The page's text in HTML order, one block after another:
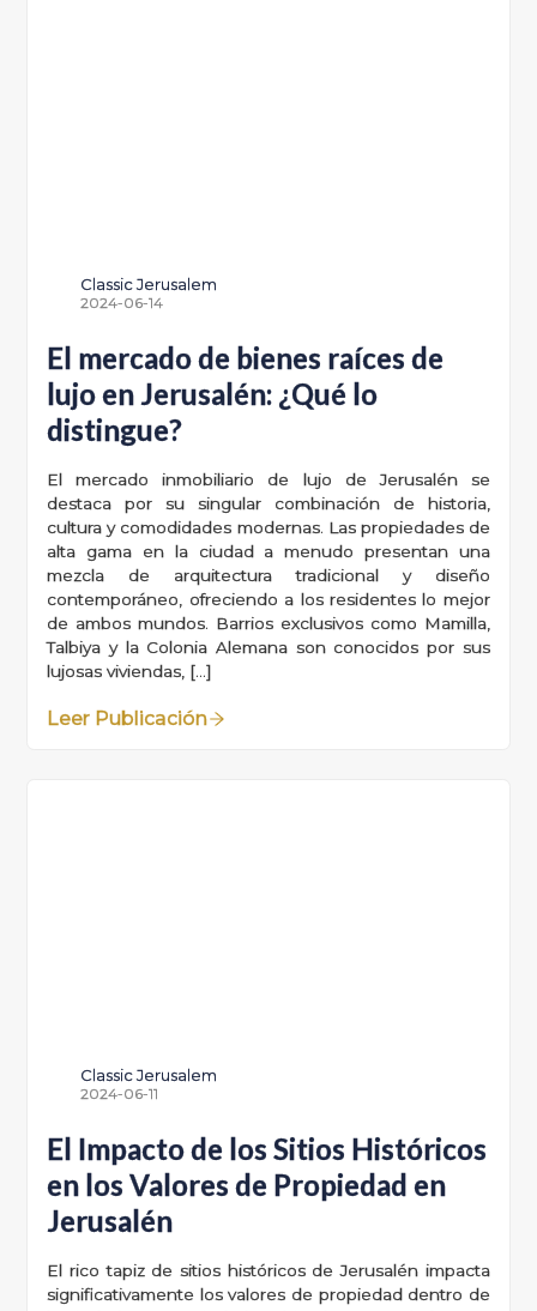
Classic Jerusalem
2024-06-14
El mercado de bienes raíces de
lujo en Jerusalén: ¿Qué lo
distingue?
El mercado inmobiliario de lujo de Jerusalén se
destaca por su singular combinación de historia,
cultura y comodidades modernas. Las propiedades de
alta gama en la ciudad a menudo presentan una
mezcla de arquitectura tradicional y diseño
contemporáneo, ofreciendo a los residentes lo mejor
de ambos mundos. Barrios exclusivos como Mamilla,
Talbiya y la Colonia Alemana son conocidos por sus
lujosas viviendas, […]
Leer Publicación
Classic Jerusalem
2024-06-11
El Impacto de los Sitios Históricos
en los Valores de Propiedad en
Jerusalén
El rico tapiz de sitios históricos de Jerusalén impacta
significativamente los valores de propiedad dentro de